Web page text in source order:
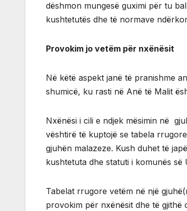
dëshmon mungesë guximi për tu
kushtetutës dhe të normave
Provokim jo vetëm për nxënësit
Në këtë aspekt janë të pranishme
shumicë, ku rasti në Anë të Malit
Nxënësi i cili e ndjek mësimin në
vështirë të kuptojë se tabela
gjuhën malazeze. Kush duhet të
kushtetuta dhe statuti i komunës së
Tabelat rrugore vetëm në një
provokim për nxënësit dhe të gjithë